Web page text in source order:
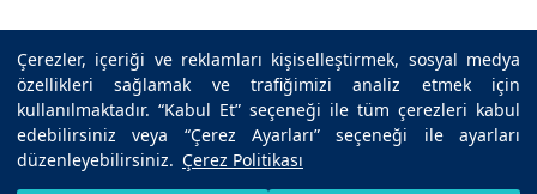
Çerezler, içeriği ve reklamları kişiselleştirmek, sosyal medya
özellikleri sağlamak ve trafiğimizi analiz etmek için
kullanılmaktadır. “Kabul Et” seçeneği ile tüm çerezleri kabul
edebilirsiniz veya “Çerez Ayarları” seçeneği ile ayarları
düzenleyebilirsiniz. Çerez Politikası
Son Güncelleme Tarihi : 16.02.2021 15:39